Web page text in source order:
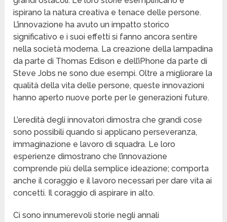
ispirano la natura creativa e tenace delle persone.
L’innovazione ha avuto un impatto storico
significativo e i suoi effetti si fanno ancora sentire
nella società moderna. La creazione della lampadina
da parte di Thomas Edison e dell’iPhone da parte di
Steve Jobs ne sono due esempi. Oltre a migliorare la
qualità della vita delle persone, queste innovazioni
hanno aperto nuove porte per le generazioni future.
L’eredità degli innovatori dimostra che grandi cose
sono possibili quando si applicano perseveranza,
immaginazione e lavoro di squadra. Le loro
esperienze dimostrano che l’innovazione
comprende più della semplice ideazione; comporta
anche il coraggio e il lavoro necessari per dare vita ai
concetti. Il coraggio di aspirare in alto.
Ci sono innumerevoli storie negli annali